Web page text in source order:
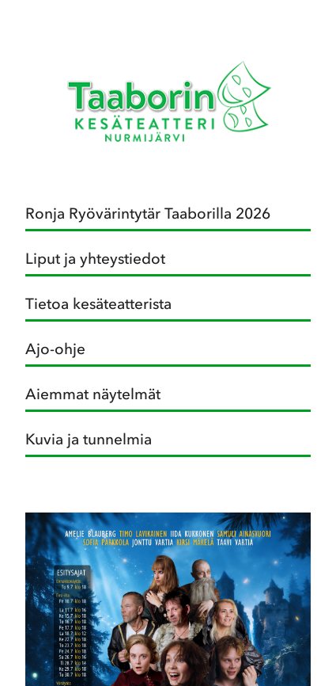
Ronja Ryövärintytär Taaborilla 2026
Liput ja yhteystiedot
Tietoa kesäteatterista
Ajo-ohje
Aiemmat näytelmät
Kuvia ja tunnelmia